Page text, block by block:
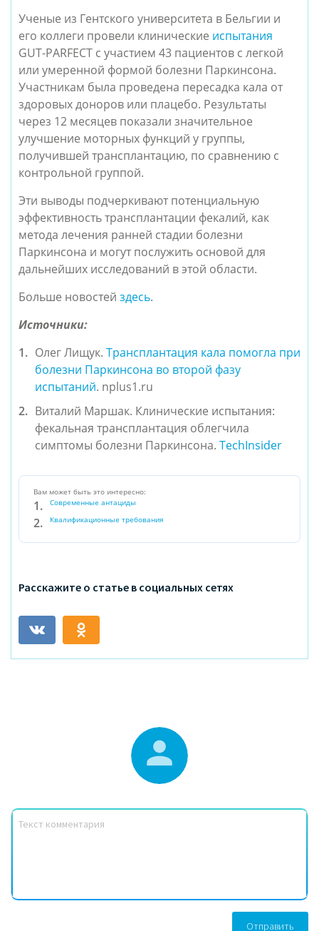
Ученые из Гентского университета в Бельгии и
его коллеги провели клинические испытания
GUT-PARFECT с участием 43 пациентов с легкой
или умеренной формой болезни Паркинсона.
Участникам была проведена пересадка кала от
здоровых доноров или плацебо. Результаты
через 12 месяцев показали значительное
улучшение моторных функций у группы,
получившей трансплантацию, по сравнению с
контрольной группой.
Эти выводы подчеркивают потенциальную
эффективность трансплантации фекалий, как
метода лечения ранней стадии болезни
Паркинсона и могут послужить основой для
дальнейших исследований в этой области.
Больше новостей здесь.
Источники:
Олег Лищук. Трансплантация кала помогла при
болезни Паркинсона во второй фазу
испытаний. nplus1.ru
Виталий Маршак. Клинические испытания:
фекальная трансплантация облегчила
симптомы болезни Паркинсона. TechInsider
Вам может быть это интересно:
Современные антациды
Квалификационные требования
Расскажите о статье в социальных сетях
Отправить